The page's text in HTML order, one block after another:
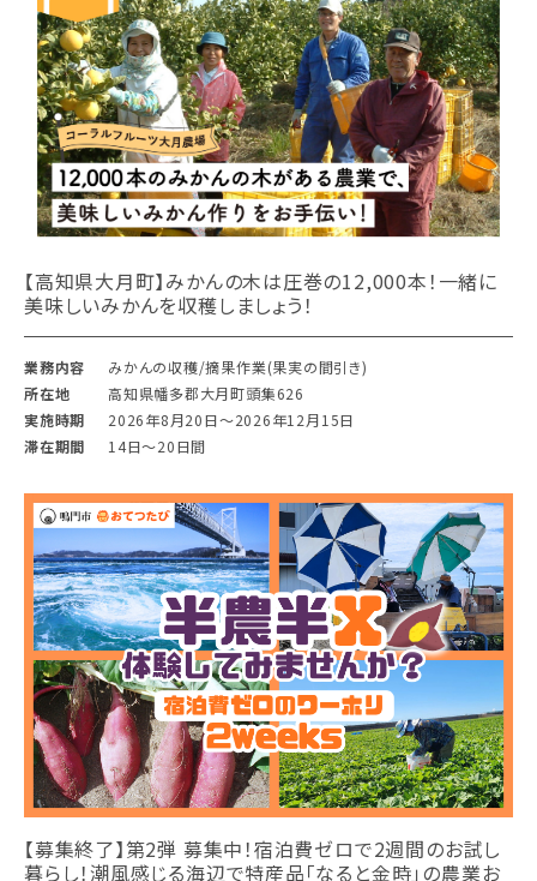
【高知県大月町】みかんの木は圧巻の12,000本！一緒に
美味しいみかんを収穫しましょう！
業務内容
みかんの収穫/摘果作業(果実の間引き)
所在地
高知県幡多郡大月町頭集626
実施時期
2026年8月20日〜2026年12月15日
滞在期間
14日〜20日間
【募集終了】第2弾 募集中！宿泊費ゼロで2週間のお試し
暮らし！潮風感じる海辺で特産品「なると金時」の農業お